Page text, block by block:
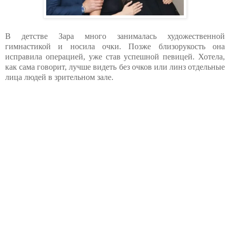
В детстве Зара много занималась художественной
гимнастикой и носила очки. Позже близорукость она
исправила операцией, уже став успешной певицей. Хотела,
как сама говорит, лучше видеть без очков или линз отдельные
лица людей в зрительном зале.